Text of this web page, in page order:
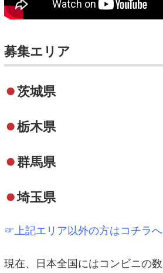
募集エリア
茨城県
栃木県
群馬県
埼玉県
☞上記エリア以外の方はコチラへ
現在、日本全国にはコンビニの